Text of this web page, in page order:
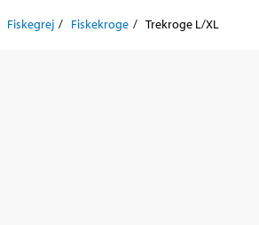
Fiskegrej Fiskekroge Trekroge L/XL